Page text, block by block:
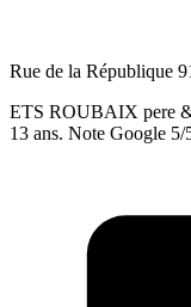
Rue de la République
ETS ROUBAIX pere &
13 ans. Note Google